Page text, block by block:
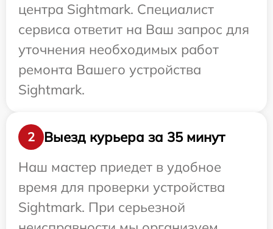
центра Sightmark. Специалист
сервиса ответит на Ваш запрос для
уточнения необходимых работ
ремонта Вашего устройства
Sightmark.
2
Выезд курьера за 35 минут
Наш мастер приедет в удобное
время для проверки устройства
Sightmark. При серьезной